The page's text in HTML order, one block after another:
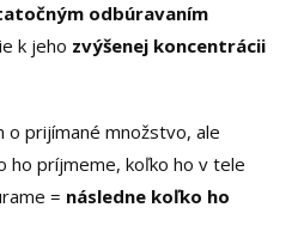
odbúravaním
k jeho zvýšenej koncentrácii
o prijímané množstvo, ale
ho príjmeme, koľko ho v tele
= následne koľko ho